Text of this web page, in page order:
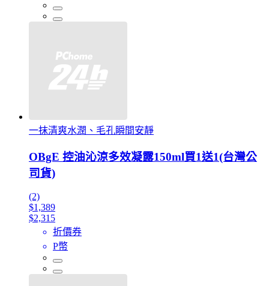
一抹清爽水潤、毛孔瞬間安靜
OBgE 控油沁涼多效凝露150ml買1送1(台灣公
司貨)
(2)
$1,389
$2,315
折價券
P幣